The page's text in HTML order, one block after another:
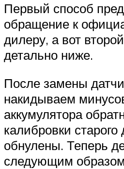
Первый способ
обращение к
дилеру, а вот
детально ниже.
После замены
накидываем
аккумулятора
калибровки
обнулены. Теперь
следующим